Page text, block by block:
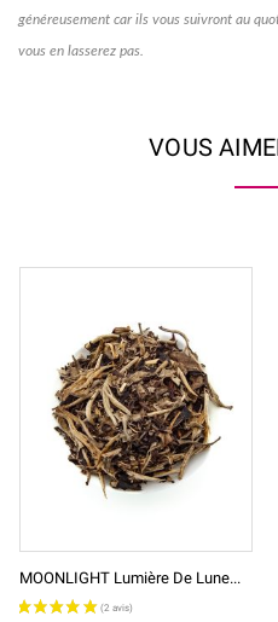
généreusement car ils vous suivront au
vous en lasserez pas.
VOUS
MOONLIGHT Lumière De Lune...